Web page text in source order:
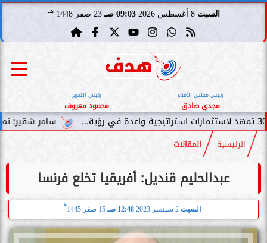
السبت 8 أغسطس 2026 09:03 صـ 23 صفر 1448 هـ
رئيس مجلس الأمناء
مجدي صادق
رئيس التحرير
محمود معروف
سامر شقير: نمو صناديق
الرئيسية المقالات
عبدالحليم قنديل: أفريقيا تخلع فرنسا
السبت 2 سبتمبر 2023 12:48 صـ 15 صفر 1445
هـ